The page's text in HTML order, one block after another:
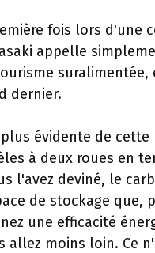
fois lors d'une
appelle
dernier.
évidente de
à deux roues en
l'avez deviné, le
de stockage que,
une efficacité
allez moins loin. Ce